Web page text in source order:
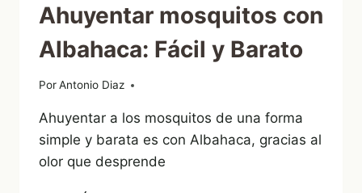
Ahuyentar mosquitos con
Albahaca: Fácil y Barato
PorAntonio Diaz
13/06/2012
Ahuyentar a los mosquitos de una forma
simple y barata es con Albahaca, gracias al
olor que desprende